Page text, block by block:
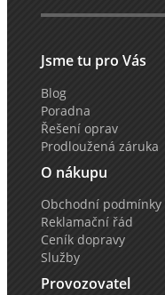
Jsme tu pro Vás
Blog
Poradna
Řešení oprav
Prodloužená záruka
O nákupu
Obchodní podmínky
Reklamační řád
Ceník dopravy
Služby
Provozovatel